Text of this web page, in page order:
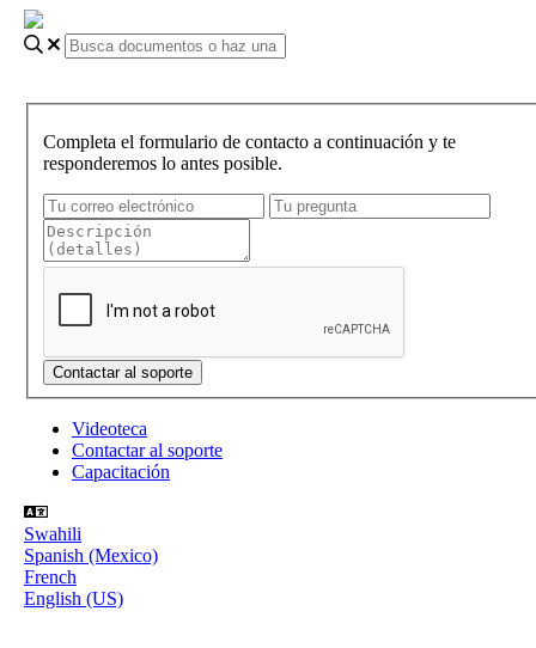
Completa el formulario de contacto a continuación y te
responderemos lo antes posible.
Videoteca
Contactar al soporte
Capacitación
Swahili
Spanish (Mexico)
French
English (US)